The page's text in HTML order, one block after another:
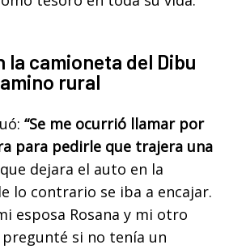
la camioneta del Dibu
rural
“Se me ocurrió llamar por
para pedirle que trajera una
dejara el auto en la
lo contrario se iba a encajar.
esposa Rosana y mi otro
pregunté si no tenía un